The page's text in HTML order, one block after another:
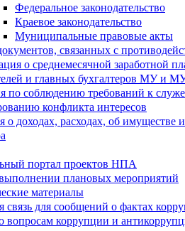
Федеральное законодательство
Краевое законодательство
Муниципальные правовые акты
связанных с
о среднемесячной заработной
и главных бухгалтеров МУ и
по соблюдению требований к
конфликта интересов
о доходах, расходах, об имуществе
портал проектов НПА
плановых мероприятий
материалы
связь для сообщений о фактах
вопросам коррупции и